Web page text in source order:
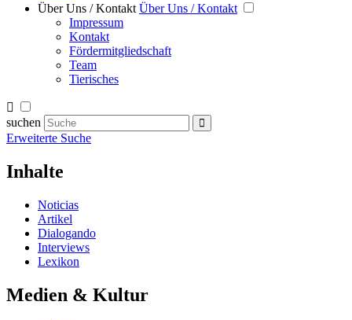
Über Uns / Kontakt Über Uns / Kontakt
Impressum
Kontakt
Fördermitgliedschaft
Team
Tierisches
suchen
Erweiterte Suche
Inhalte
Noticias
Artikel
Dialogando
Interviews
Lexikon
Medien & Kultur